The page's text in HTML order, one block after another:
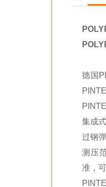
德国
集成
过钢
测压
准，